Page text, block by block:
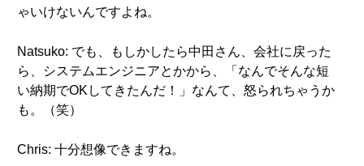
ゃいけないんですよね。
Natsuko: でも、もしかしたら中田さん、会社に戻った
ら、システムエンジニアとかから、「なんでそんな短
い納期でOKしてきたんだ！」なんて、怒られちゃうか
も。（笑）
Chris: 十分想像できますね。